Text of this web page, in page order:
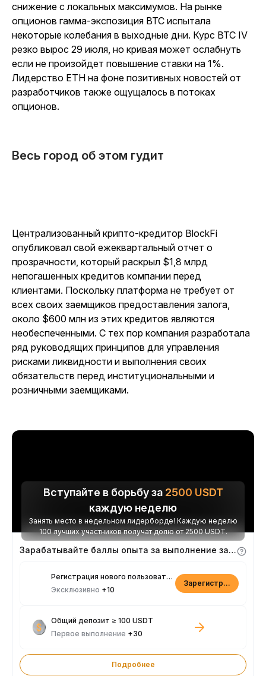
снижение с локальных максимумов. На рынке
опционов гамма-экспозиция BTC испытала
некоторые колебания в выходные дни. Курс BTC IV
резко вырос 29 июля, но кривая может ослабнуть
если не произойдет повышение ставки на 1%.
Лидерство ETH на фоне позитивных новостей от
разработчиков также ощущалось в потоках
опционов.
Весь город об этом гудит
Централизованный крипто-кредитор BlockFi
опубликовал свой ежеквартальный отчет о
прозрачности, который раскрыл $1,8 млрд
непогашенных кредитов компании перед
клиентами. Поскольку платформа не требует от
всех своих заемщиков предоставления залога,
около $600 млн из этих кредитов являются
необеспеченными. С тех пор компания разработала
ряд руководящих принципов для управления
рисками ликвидности и выполнения своих
обязательств перед институциональными и
розничными заемщиками.
Вступайте в борьбу за 2500 USDT
каждую неделю
Занять место в недельном лидерборде! Каждую неделю
100 лучших участников получат долю от 2500 USDT.
Зарабатывайте баллы опыта за выполнение заданий
Регистрация нового пользователя
Эксклюзивно +10
Зарегистрироваться
Общий депозит ≥ 100 USDT
Первое выполнение +30
Подробнее